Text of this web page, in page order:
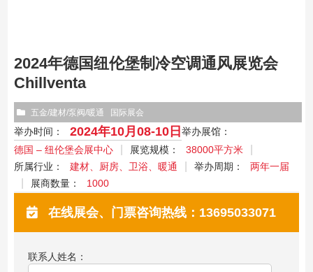
2024年德国纽伦堡制冷空调通风展览会
Chillventa
五金/建材/泵阀/暖通 国际展会
举办时间： 2024年10月08-10日 举办展馆：
德国 – 纽伦堡会展中心
展览规模：
38000平方米
所属行业：
建材、厨房、卫浴、暖通 举办周期：
两年一届
展商数量：
1000
在线展会、门票咨询热线：13695033071
联系人姓名：